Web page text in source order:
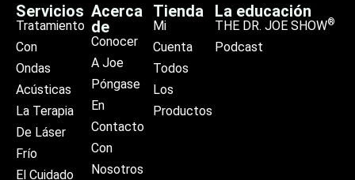
Servicios
Tratamiento
Con
Ondas
Acústicas
La Terapia
De Láser
Frío
El Cuidado
Acerca
de
Conocer
A Joe
Póngase
En
Contacto
Con
Nosotros
Tienda
Mi
Cuenta
Todos
Los
Productos
La educación
THE DR. JOE SHOW®
Podcast